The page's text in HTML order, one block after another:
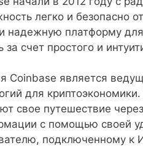
легко и безопасно
надежную платформу
за счет простого и
Coinbase является
для
свое путешествие
с помощью своей
подключенному к